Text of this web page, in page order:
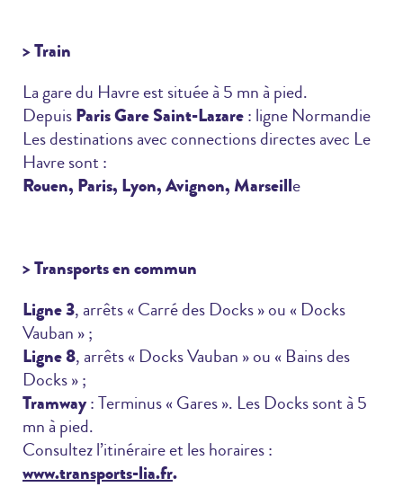
> Train
La gare du Havre est située à 5 mn à pied.
DepuisParis Gare Saint-Lazare: ligne Normandie
Les destinations avec connections directes avec Le
Havre sont :
Rouen, Paris, Lyon, Avignon, Marseille
> Transports en commun
Ligne 3, arrêts « Carré des Docks » ou « Docks
Vauban » ;
Ligne 8, arrêts « Docks Vauban » ou « Bains des
Docks » ;
Tramway: Terminus « Gares ». Les Docks sont à 5
mn à pied.
Consultez l’itinéraire et les horaires :
www.transports-lia.fr.